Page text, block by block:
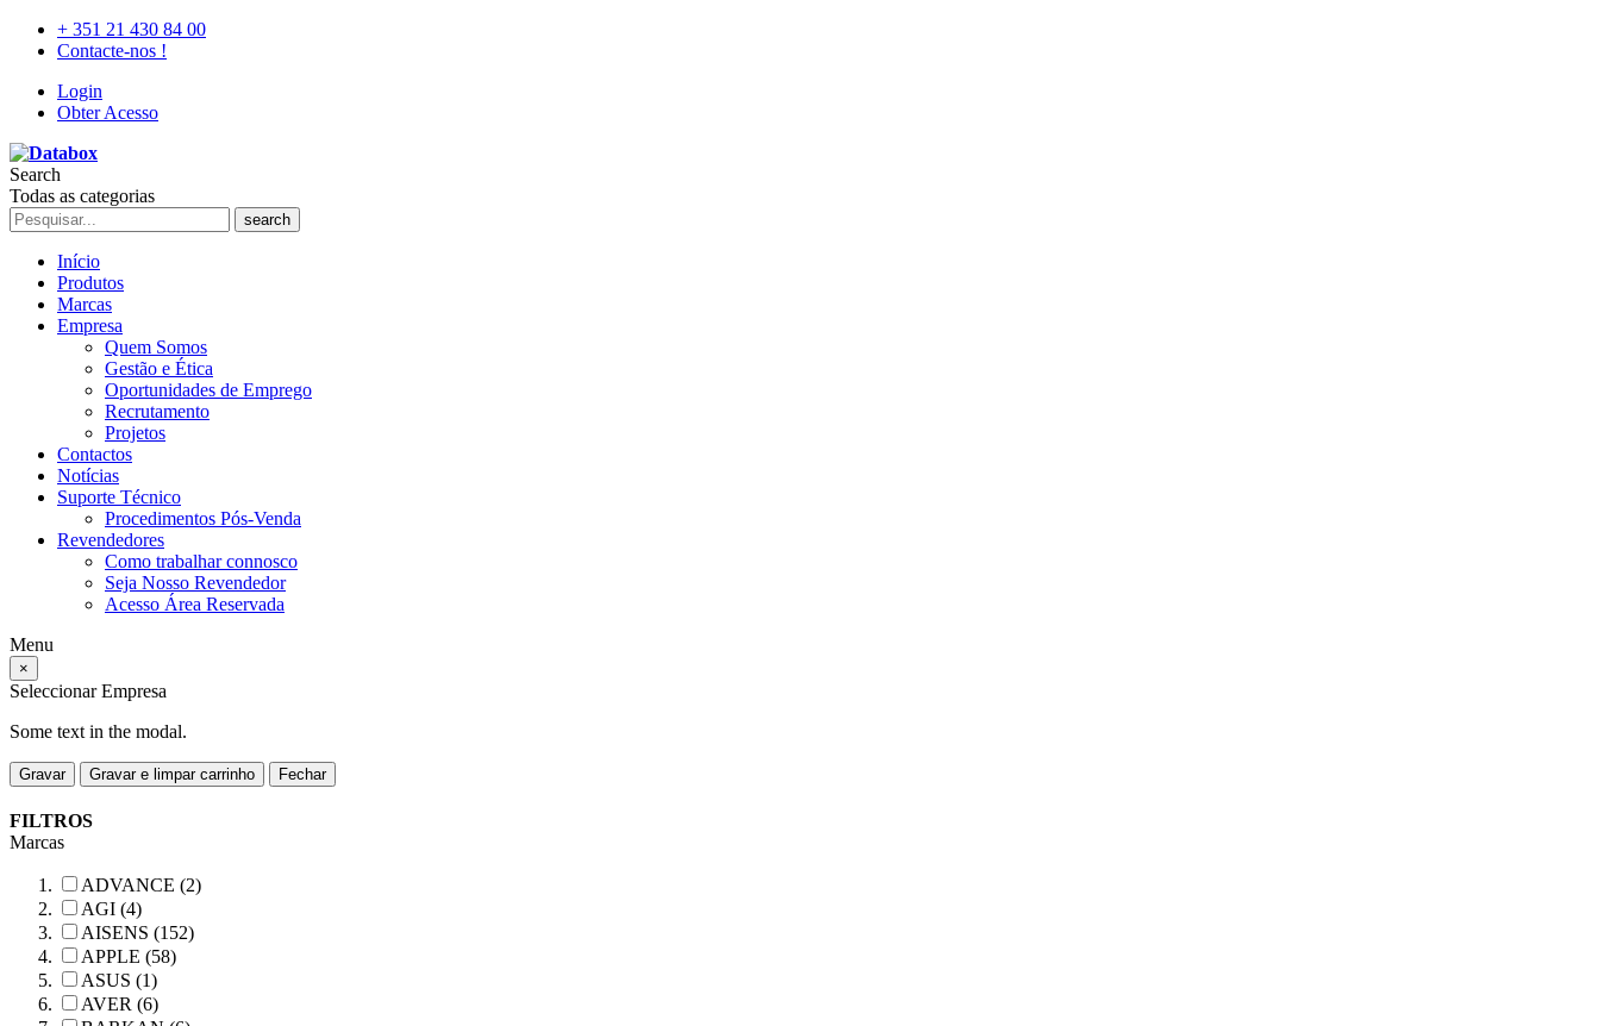
+ 351 21 430 84 00
Contacte-nos !
Login
Obter Acesso
Search
Todas as categorias
search
Início
Produtos
Marcas
Empresa
Quem Somos
Gestão e Ética
Oportunidades de Emprego
Recrutamento
Projetos
Contactos
Notícias
Suporte Técnico
Procedimentos Pós-Venda
Revendedores
Como trabalhar connosco
Seja Nosso Revendedor
Acesso Área Reservada
Menu
×
Seleccionar Empresa
Some text in the modal.
Gravar Gravar e limpar carrinho Fechar
FILTROS
Marcas
ADVANCE (2)
AGI (4)
AISENS (152)
APPLE (58)
ASUS (1)
AVER (6)